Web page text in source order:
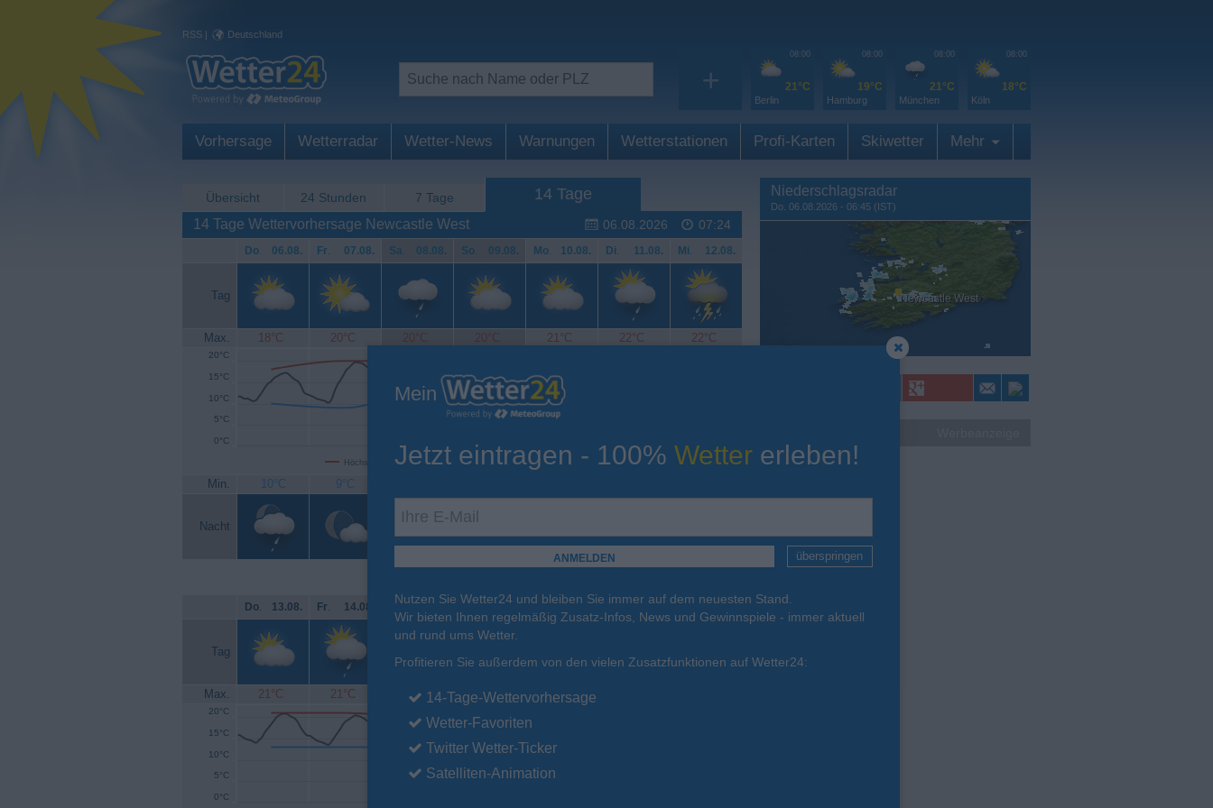
RSS | Deutschland
+
08:00
21°C
Berlin
08:00
19°C
Hamburg
08:00
21°C
München
08:00
18°C
Köln
Vorhersage Wetterradar Wetter-News Warnungen Wetterstationen Profi-Karten Skiwetter Mehr
Übersicht 24 Stunden 7 Tage 14 Tage
06.08.2026 07:24
14 Tage Wettervorhersage Newcastle West
Do. 06.08. Fr. 07.08. Sa. 08.08. So. 09.08. Mo. 10.08. Di. 11.08. Mi. 12.08.
Tag
Max. 18°C 20°C 20°C 20°C 21°C 22°C 22°C
Höchsttemperatur Tiefsttemperatur Aktuelle Temperatur
0°C
5°C
10°C
15°C
20°C
Min. 10°C 9°C
Nacht
Do. 13.08. Fr. 14.08. Sa. 15.08. So. 16.08. Mo . 17.08. Di. 18.08. Mi. 19.08.
Tag
Max. 21°C 21°C 20°C 20°C 20°C
0°C
5°C
10°C
15°C
20°C
Niederschlagsradar
Do. 06.08.2026 - 06:45 (IST)
Newcastle West
Mein
Jetzt eintragen - 100% Wetter erleben!
überspringen
Nutzen Sie Wetter24 und bleiben Sie immer auf dem neuesten Stand.
Wir bieten Ihnen regelmäßig Zusatz-Infos, News und Gewinnspiele - immer aktuell
und rund ums Wetter.
Profitieren Sie außerdem von den vielen Zusatzfunktionen auf Wetter24:
14-Tage-Wettervorhersage
Wetter-Favoriten
Twitter Wetter-Ticker
Satelliten-Animation